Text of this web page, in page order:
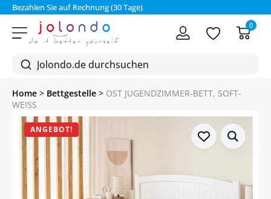
Bezahlen Sie auf Rechnung (30 Tage)
0
Home > Bettgestelle > OST JUGENDZIMMER-BETT, SOFT-
WEISS
ANGEBOT!